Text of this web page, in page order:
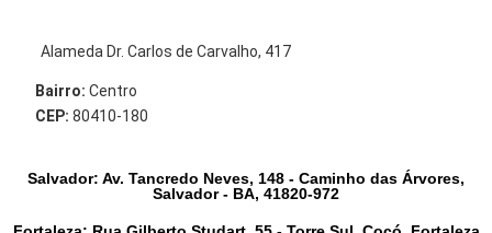
Alameda Dr. Carlos de Carvalho, 417
Bairro: Centro
CEP: 80410-180
Salvador: Av. Tancredo Neves, 148 - Caminho das Árvores,
Salvador - BA, 41820-972